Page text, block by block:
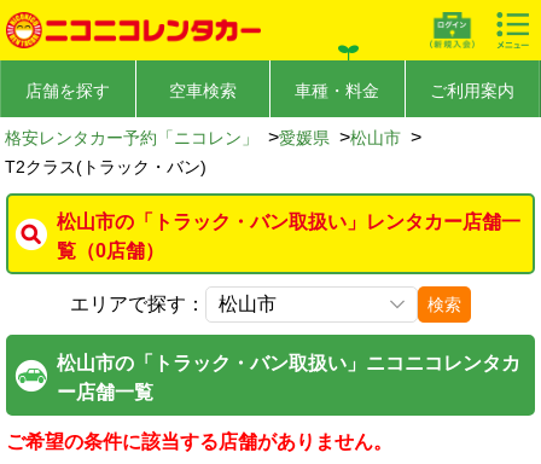
店舗を探す 空車検索 車種・料金 ご利用案内
格安レンタカー予約「ニコレン」 >愛媛県 >松山市 >
T2クラス(トラック・バン)
松山市の「トラック・バン取扱い」レンタカー店舗一
覧（0店舗）
エリアで探す： 検索
松山市の「トラック・バン取扱い」ニコニコレンタカ
ー店舗一覧
ご希望の条件に該当する店舗がありません。